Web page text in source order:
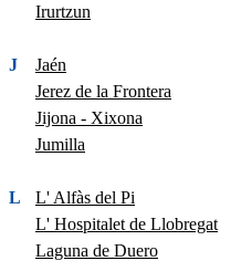
Irurtzun
J
Jaén
Jerez de la Frontera
Jijona - Xixona
Jumilla
L
L' Alfàs del Pi
L' Hospitalet de Llobregat
Laguna de Duero